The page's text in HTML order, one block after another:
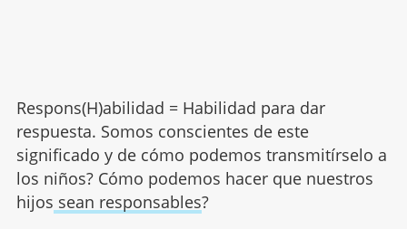
Respons(H)abilidad = Habilidad para dar
respuesta. Somos conscientes de este
significado y de cómo podemos transmitírselo a
los niños? Cómo podemos hacer que nuestros
hijos sean responsables?